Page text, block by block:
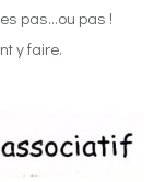
pas…ou pas !
y faire.